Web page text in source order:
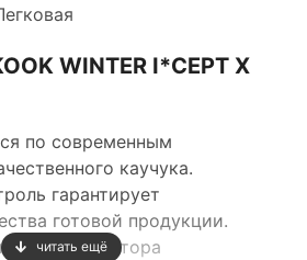
WINTER I*CEPT X
по современным
каучука.
гарантирует
готовой продукции.
протектора
читать ещё